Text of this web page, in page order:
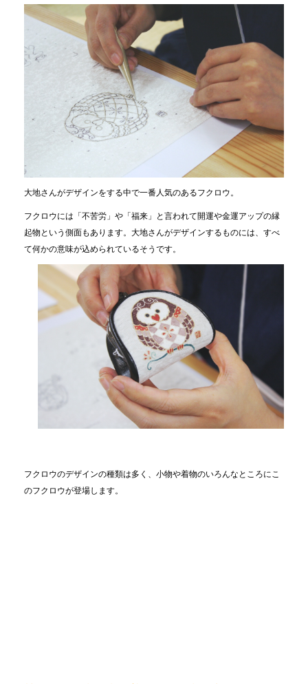
大地さんがデザインをする中で一番人気のあるフクロウ。
フクロウには「不苦労」や「福来」と言われて開運や金運アップの縁
起物という側面もあります。大地さんがデザインするものには、すべ
て何かの意味が込められているそうです。
フクロウのデザインの種類は多く、小物や着物のいろんなところにこ
のフクロウが登場します。